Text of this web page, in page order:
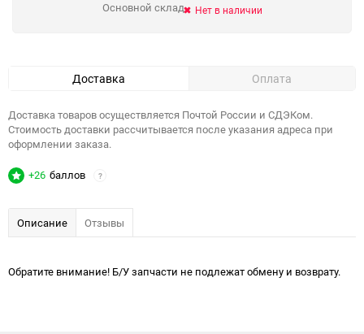
Основной склад Нет в наличии
Доставка Оплата
Доставка товаров осуществляется Почтой России и СДЭКом.
Стоимость доставки рассчитывается после указания адреса при
оформлении заказа.
+26 баллов ?
Описание Отзывы
Обратите внимание! Б/У запчасти не подлежат обмену и возврату.